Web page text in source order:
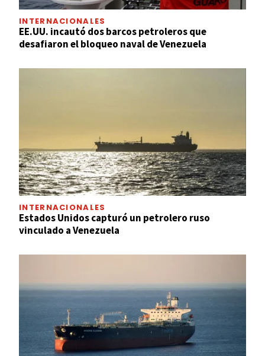
INTERNACIONALES
EE.UU. incautó dos barcos petroleros que
desafiaron el bloqueo naval de Venezuela
INTERNACIONALES
Estados Unidos capturó un petrolero ruso
vinculado a Venezuela